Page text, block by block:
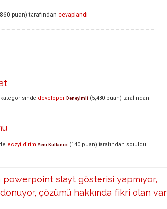
puan) tarafından cevaplandı
kategorisinde developer Deneyimli (5,480 puan) tarafından
eczyildirim Yeni Kullanıcı (140 puan) tarafından soruldu
slayt gösterisi yapmıyor,
çözümü hakkında fikri olan var